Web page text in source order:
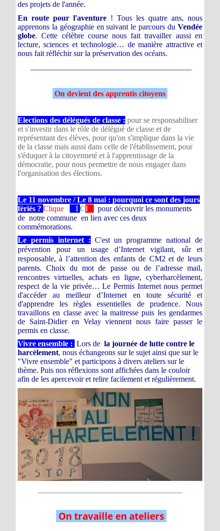
des projets de l'année.
En route pour l'aventure ! Tous les quatre ans, nous
apprenons la géographie en suivant le parcours du Vendée
globe. Cette célèbre course nous fait travailler aussi en
lecture, sciences et technologie… de manière attractive et
nous fait réfléchir sur la préservation des océans.
On devient des apprentis citoyens
Elections des délégués de classe : pour se responsabiliser
et s'investir dans le rôle de délégué de classe et de
représentant des élèves, pour qu'on s'implique dans la vie
de la classe mais aussi dans celle de l'établissement, pour
s'éduquer à la citoyenneté et à l'apprentissage de la
démocratie, pour nous permettre de nous engager dans
l'organisation des élections.
Le 11 novembre / Le 8 mai : pourquoi ce sont des jours
fériés ?Clique I CI opour découvrirles monuments
de notre communeen lien avec ces deux
commémorations.
Le permis internet : C'est un programme national de
prévention pour un usage d’Internet vigilant, sûr et
responsable, à l’attention des enfants de CM2 et de leurs
parents.Choix du mot de passe ou de l’adresse mail,
rencontres virtuelles, achats en ligne, cyberharcèlement,
respect de la vie privée… Le Permis Internet nous permet
d'accéder au meilleur d’Internet en toute sécurité et
d'apprendre les règles essentielles de prudence. Nous
travaillons en classe avec la maitresse puis les gendarmes
de Saint-Didier en Velay viennent nous faire passer le
permis en classe.
Vivre ensemble : Lors de la journée de lutte contre le
harcèlement, nous échangeons sur le sujet ainsi que sur le
"Vivre ensemble" et participons à divers ateliers sur le
thème. Puis nos réflexions sont affichées dans le couloir
afin de les apercevoir et relire facilement et régulièrement.
On travaille en ateliers